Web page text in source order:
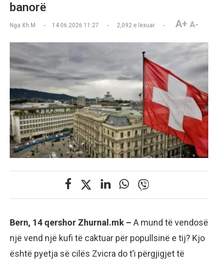
banorë
Nga Xh M 14.06.2026 11:27 2,092 e lexuar A+ A-
Bern, 14 qershor Zhurnal.mk – A mund të vendosë
një vend një kufi të caktuar për popullsinë e tij? Kjo
është pyetja së cilës Zvicra do t’i përgjigjet të